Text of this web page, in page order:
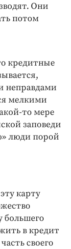
Они
потом
кредитные
неправдами
мелкими
то мере
заповеди
люди порой
карту
большего
в кредит
своего